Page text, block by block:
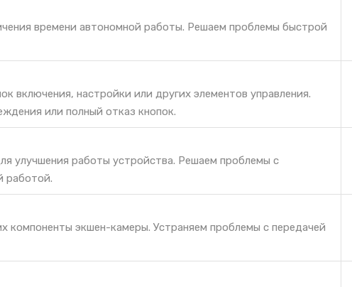
времени автономной работы. Решаем проблемы быстрой
включения, настройки или других элементов управления.
или полный отказ кнопок.
улучшения работы устройства. Решаем проблемы с
работой.
экшен-камеры. Устраняем проблемы с передачей